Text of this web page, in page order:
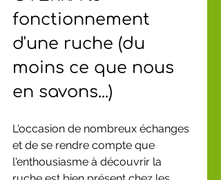
fonctionnement
d'une ruche (du
moins ce que nous
en savons...)
L'occasion de nombreux échanges
et de se rendre compte que
l'enthousiasme à découvrir la